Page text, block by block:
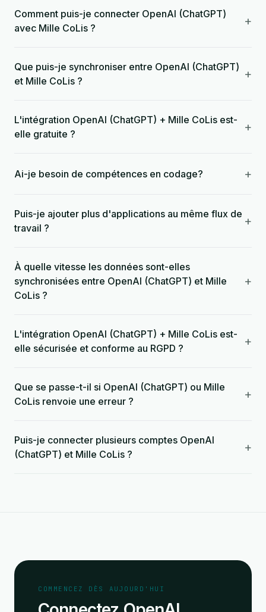
Comment puis-je connecter OpenAI (ChatGPT)
avec Mille CoLis ?
+
Que puis-je synchroniser entre OpenAI (ChatGPT)
et Mille CoLis ?
+
L'intégration OpenAI (ChatGPT) + Mille CoLis est-
elle gratuite ?
+
Ai-je besoin de compétences en codage? +
Puis-je ajouter plus d'applications au même flux de
travail ?
+
À quelle vitesse les données sont-elles
synchronisées entre OpenAI (ChatGPT) et Mille
CoLis ?
+
L'intégration OpenAI (ChatGPT) + Mille CoLis est-
elle sécurisée et conforme au RGPD ?
+
Que se passe-t-il si OpenAI (ChatGPT) ou Mille
CoLis renvoie une erreur ?
+
Puis-je connecter plusieurs comptes OpenAI
(ChatGPT) et Mille CoLis ?
+
COMMENCEZ DÈS AUJOURD'HUI